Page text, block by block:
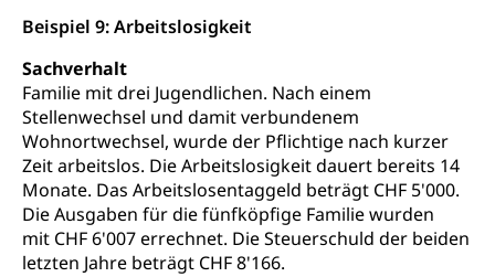
Beispiel 9: Arbeitslosigkeit
Sachverhalt
Familie mit drei Jugendlichen. Nach einem
Stellenwechsel und damit verbundenem
Wohnortwechsel, wurde der Pflichtige nach kurzer
Zeit arbeitslos. Die Arbeitslosigkeit dauert bereits 14
Monate. Das Arbeitslosentaggeld beträgt CHF 5'000.
Die Ausgaben für die fünfköpfige Familie wurden
mit CHF 6'007 errechnet. Die Steuerschuld der beiden
letzten Jahre beträgt CHF 8'166.